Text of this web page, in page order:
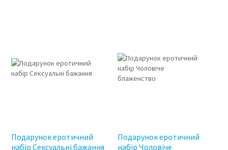
Подарунок еротичний
набір Сексуальні бажання
Подарунок еротичний
набір Чоловіче